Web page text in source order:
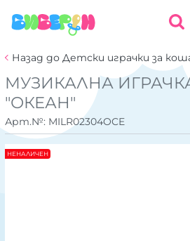
Назад до Детски играчки за
МУЗИКАЛНА
"ОКЕАН"
Арт.№: MILR02304OCE
НЕНАЛИЧЕН